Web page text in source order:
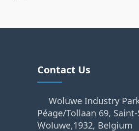
Contact Us
Woluwe Industry
Péage/Tollaan 69,
Woluwe,1932, Belgium